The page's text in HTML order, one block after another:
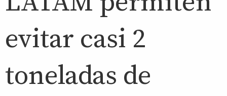
evitar casi 2
toneladas de